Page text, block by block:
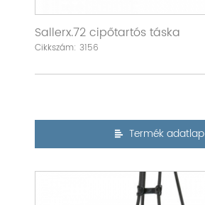
Sallerx.72 cipőtartós táska
Cikkszám: 3156
Termék adatlap